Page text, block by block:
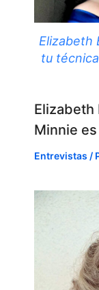
Elizabeth
tu
Elizabeth
Minnie
Entrevistas /